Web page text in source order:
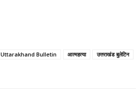
Uttarakhand Bulletin आत्महत्या
उत्तराखंड बुलेटिन